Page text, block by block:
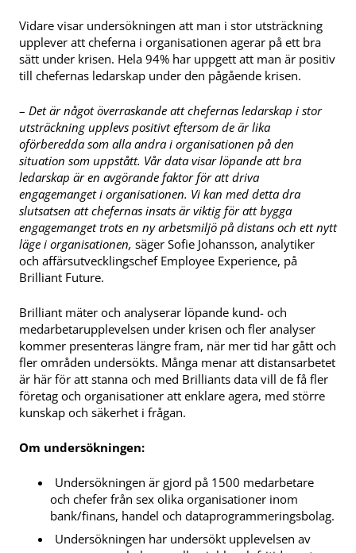
Vidare visar undersökningen att man i stor utsträckning
upplever att cheferna i organisationen agerar på ett bra
sätt under krisen. Hela 94% har uppgett att man är positiv
till chefernas ledarskap under den pågående krisen.
– Det är något överraskande att chefernas ledarskap i stor
utsträckning upplevs positivt eftersom de är lika
oförberedda som alla andra i organisationen på den
situation som uppstått. Vår data visar löpande att bra
ledarskap är en avgörande faktor för att driva
engagemanget i organisationen. Vi kan med detta dra
slutsatsen att chefernas insats är viktig för att bygga
engagemanget trots en ny arbetsmiljö på distans och ett nytt
läge i organisationen, säger Sofie Johansson, analytiker
och affärsutvecklingschef Employee Experience, på
Brilliant Future.
Brilliant mäter och analyserar löpande kund- och
medarbetarupplevelsen under krisen och fler analyser
kommer presenteras längre fram, när mer tid har gått och
fler områden undersökts. Många menar att distansarbetet
är här för att stanna och med Brilliants data vill de få fler
företag och organisationer att enklare agera, med större
kunskap och säkerhet i frågan.
Om undersökningen:
Undersökningen är gjord på 1500 medarbetare
och chefer från sex olika organisationer inom
bank/finans, handel och dataprogrammeringsbolag.
Undersökningen har undersökt upplevelsen av